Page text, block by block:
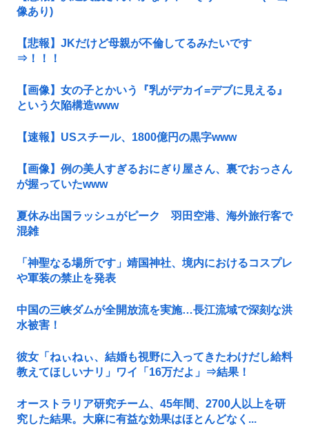
像あり)
【悲報】JKだけど母親が不倫してるみたいです
⇒！！！
【画像】女の子とかいう『乳がデカイ=デブに見える』
という欠陥構造www
【速報】USスチール、1800億円の黒字www
【画像】例の美人すぎるおにぎり屋さん、裏でおっさん
が握っていたwww
夏休み出国ラッシュがピーク 羽田空港、海外旅行客で
混雑
「神聖なる場所です」靖国神社、境内におけるコスプレ
や軍装の禁止を発表
中国の三峡ダムが全開放流を実施…長江流域で深刻な洪
水被害！
彼女「ねぃねぃ、結婚も視野に入ってきたわけだし給料
教えてほしいナリ」ワイ「16万だよ」⇒結果！
オーストラリア研究チーム、45年間、2700人以上を研
究した結果。大麻に有益な効果はほとんどなく...